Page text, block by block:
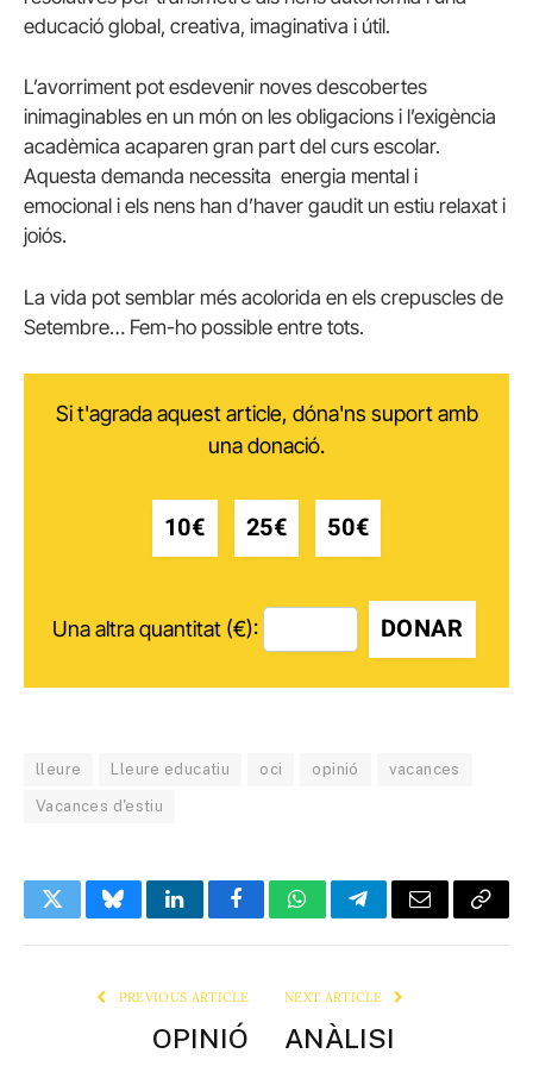
educació global, creativa, imaginativa i útil.
L’avorriment pot esdevenir noves descobertes
inimaginables en un món on les obligacions i l’exigència
acadèmica acaparen gran part del curs escolar.
Aquesta demanda necessita energia mental i
emocional i els nens han d’haver gaudit un estiu relaxat i
joiós.
La vida pot semblar més acolorida en els crepuscles de
Setembre… Fem-ho possible entre tots.
Si t'agrada aquest article, dóna'ns suport amb
una donació.
10€ 25€ 50€
Una altra quantitat (€): DONAR
lleure Lleure educatiu oci opinió vacances
Vacances d'estiu
TwitterBlueskyLinkedInFacebookWhatsAppTelegramEmail Copy
PREVIOUS ARTICLE
OPINIÓ
NEXT ARTICLE
ANÀLISI